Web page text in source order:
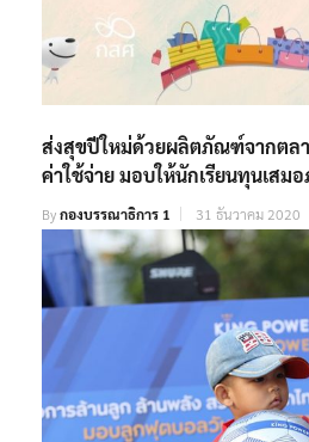
ส่งสุขปีใหม่ด้วยผลิตภัณฑ์จากตล
ค่าใช้จ่าย มอบให้นักเรียนทุนเสมอ
Byกองบรรณาธิการ 1 31 ธันวาคม 2020